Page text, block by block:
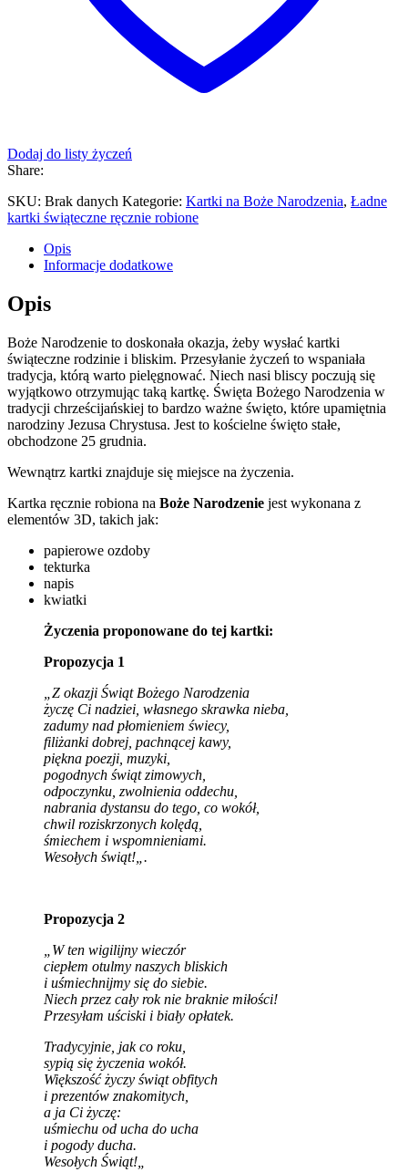
Dodaj do listy życzeń
Share:
SKU: Brak danych Kategorie: Kartki na Boże Narodzenia, Ładne
kartki świąteczne ręcznie robione
Opis
Informacje dodatkowe
Opis
Boże Narodzenie to doskonała okazja, żeby wysłać kartki
świąteczne rodzinie i bliskim. Przesyłanie życzeń to wspaniała
tradycja, którą warto pielęgnować. Niech nasi bliscy poczują się
wyjątkowo otrzymując taką kartkę. Święta Bożego Narodzenia w
tradycji chrześcijańskiej to bardzo ważne święto, które upamiętnia
narodziny Jezusa Chrystusa. Jest to kościelne święto stałe,
obchodzone 25 grudnia.
Wewnątrz kartki znajduje się miejsce na życzenia.
Kartka ręcznie robiona na Boże Narodzenie jest wykonana z
elementów 3D, takich jak:
papierowe ozdoby
tekturka
napis
kwiatki
Życzenia proponowane do tej kartki:
Propozycja 1
„Z okazji Świąt Bożego Narodzenia
życzę Ci nadziei, własnego skrawka nieba,
zadumy nad płomieniem świecy,
filiżanki dobrej, pachnącej kawy,
piękna poezji, muzyki,
pogodnych świąt zimowych,
odpoczynku, zwolnienia oddechu,
nabrania dystansu do tego, co wokół,
chwil roziskrzonych kolędą,
śmiechem i wspomnieniami.
Wesołych świąt! „.
Propozycja 2
„W ten wigilijny wieczór
ciepłem otulmy naszych bliskich
i uśmiechnijmy się do siebie.
Niech przez cały rok nie braknie miłości!
Przesyłam uściski i biały opłatek.
Tradycyjnie, jak co roku,
sypią się życzenia wokół.
Większość życzy świąt obfitych
i prezentów znakomitych,
a ja Ci życzę:
uśmiechu od ucha do ucha
i pogody ducha.
Wesołych Świąt!